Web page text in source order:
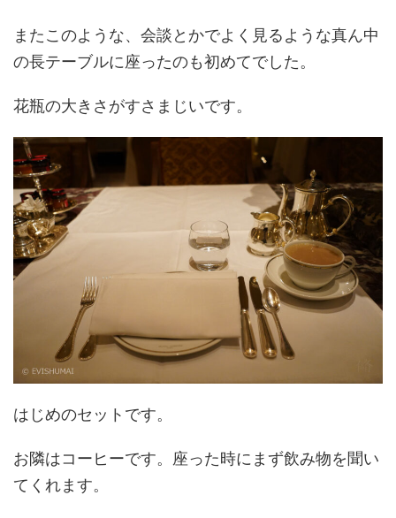
またこのような、会談とかでよく見るような真ん中
の長テーブルに座ったのも初めてでした。
花瓶の大きさがすさまじいです。
はじめのセットです。
お隣はコーヒーです。座った時にまず飲み物を聞い
てくれます。